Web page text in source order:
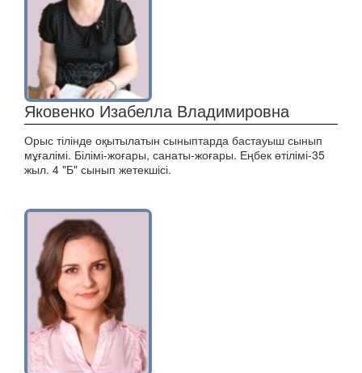
Яковенко Изабелла Владимировна
Орыс тілінде оқытылатын сыныптарда бастауыш сынып
мұғалімі. Білімі-жоғары, санаты-жоғары. Еңбек өтілімі-35
жыл. 4 "Б" сынып жетекшісі.